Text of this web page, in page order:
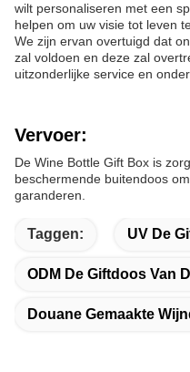
wilt personaliseren met een
helpen om uw visie tot leven
We zijn ervan overtuigd dat
zal voldoen en deze zal
uitzonderlijke service en
Vervoer:
De Wine Bottle Gift Box is
beschermende buitendoos
garanderen.
Taggen: UV De
ODM De Giftdoos Van
Douane Gemaakte